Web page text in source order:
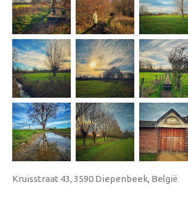
Kruisstraat 43, 3590 Diepenbeek, België